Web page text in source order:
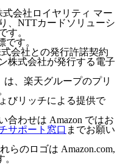
会社ロイヤリティ マー
、NTTカードソリューシ
す。
です。
会社との発行許諾契約
株式会社が発行する電子
、楽天グループのプリ
びリッチによる提供で
合わせは Amazon ではお
サポート窓口 までお願い
らのロゴは Amazon.com,